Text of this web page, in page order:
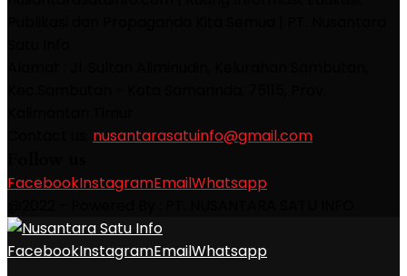
nusantarasatuinfo@gmail.com
FacebookInstagramEmailWhatsapp
FacebookInstagramEmailWhatsapp